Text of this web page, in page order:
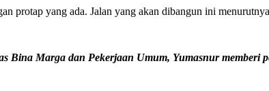
protap yang ada. Jalan yang akan dibangun ini
Bina Marga dan Pekerjaan Umum, Yumasnur memberi